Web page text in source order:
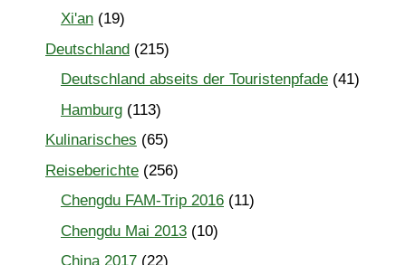
Xi'an (19)
Deutschland (215)
Deutschland abseits der Touristenpfade (41)
Hamburg (113)
Kulinarisches (65)
Reiseberichte (256)
Chengdu FAM-Trip 2016 (11)
Chengdu Mai 2013 (10)
China 2017 (22)